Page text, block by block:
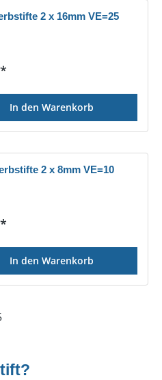
2 x 16mm VE=25
Preis:
In den Warenkorb
2 x 8mm VE=10
Preis:
In den Warenkorb